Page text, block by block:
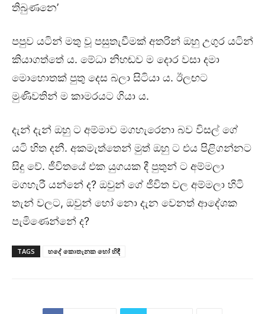
තිබුණනෙ’
පපුව යටින් මතු වූ පසුතැවීමක් අතරින් ඔහු උගුර යටින්
කියාගත්තේ ය. මේධා නිහඬව ම දොර වසා දමා
මොහොතක් පුතු දෙස බලා සිටියා ය. ඊලඟට
මුණිවතින් ම කාමරයට ගියා ය.
දැන් දැන් ඔහු ට අම්මාව මගහැරෙනා බව විසල් ගේ
යටි හිත දනී. අකමැත්තෙන් මුත් ඔහු ට එය පිළිගන්නට
සිදු වේ. ජීවිතයේ එක යුගයක දී පුතුන් ට අම්මලා
මගහැරී යන්නේ ද? ඔවුන් ගේ ජීවිත වල අම්මලා හිටි
තැන් වලට, ඔවුන් හෝ නො දැන වෙනත් ආදේශක
පැමිණෙන්නේ ද?
TAGS හදේ කොතැනක හෝ හිඳී